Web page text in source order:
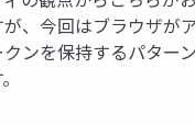
が、今回はブラウザが
クンを保持するパター